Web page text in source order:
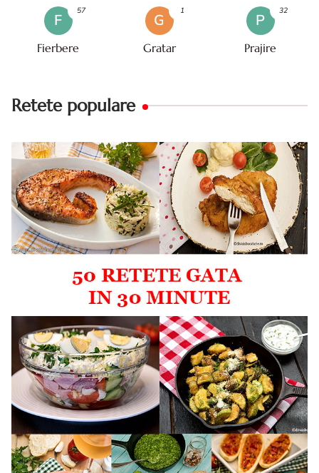
F
Fierbere
57
G
Gratar
1
P
Prajire
32
Retete populare